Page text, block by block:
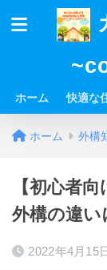
ホーム 快適な
ホーム 外構
【初心者
外構の違い
2022年4月15